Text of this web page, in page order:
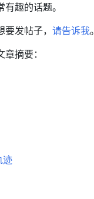
趣的话题。
发帖子， 请告诉我。
摘要：
迹